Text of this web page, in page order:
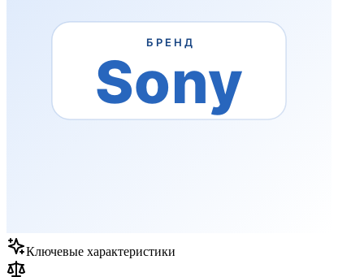
Ключевые характеристики